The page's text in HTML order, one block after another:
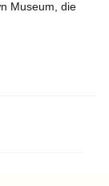
Museum, die